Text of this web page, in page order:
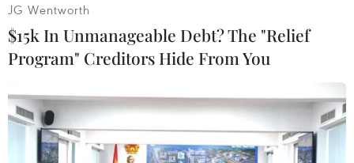
TIN LIÊN QUAN
JG Wentworth
$15k In Unmanageable Debt? The "Relief
Program" Creditors Hide From You